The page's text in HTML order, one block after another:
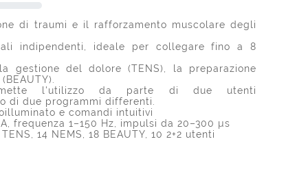
di traumi e il rafforzamento muscolare degli
indipendenti, ideale per collegare fino a 8
gestione del dolore (TENS), la preparazione
l'utilizzo da parte di due utenti
di due programmi differenti.
e comandi intuitivi
frequenza 1–150 Hz, impulsi da 20–300 µs
14 NEMS, 18 BEAUTY, 10 2+2 utenti